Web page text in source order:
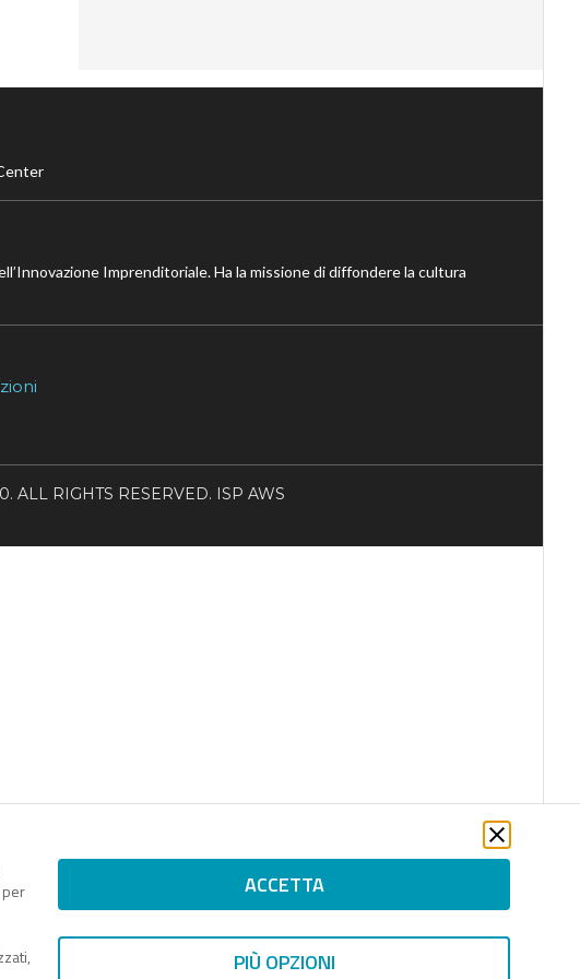
ACCETTA
PIÙ OPZIONI
Imprenditoriale. Ha la missione di diffondere la cultura
ALL RIGHTS RESERVED. ISP AWS